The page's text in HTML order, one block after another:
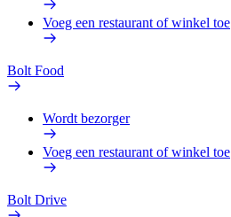
Voeg een restaurant of winkel toe
Bolt Food
Wordt bezorger
Voeg een restaurant of winkel toe
Bolt Drive